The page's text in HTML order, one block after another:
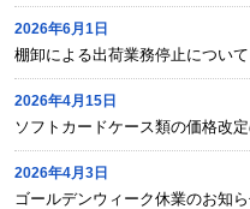
2026年6月1日
棚卸による出荷業務停止について
2026年4月15日
ソフトカードケース類の価格改
2026年4月3日
ゴールデンウィーク休業のお知